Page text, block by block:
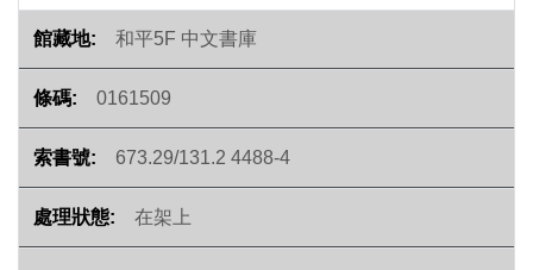
和平5F 中文書庫
0161509
673.29/131.2 4488-4
在架上